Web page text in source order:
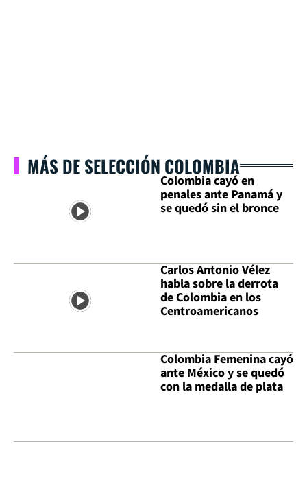
MÁS DE SELECCIÓN COLOMBIA
Colombia cayó en
penales ante Panamá y
se quedó sin el bronce
Carlos Antonio Vélez
habla sobre la derrota
de Colombia en los
Centroamericanos
Colombia Femenina cayó
ante México y se quedó
con la medalla de plata